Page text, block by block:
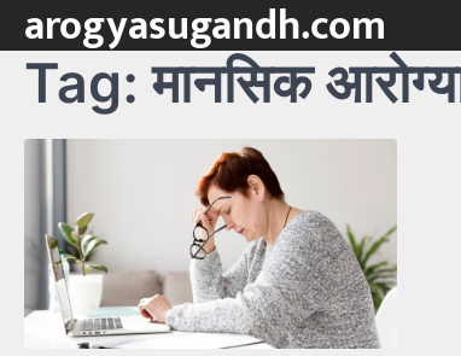
Skip
content
arogyasugandh.com
Tag:मानसिक